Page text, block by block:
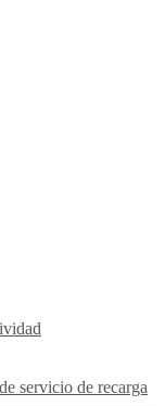
servicio de recarga